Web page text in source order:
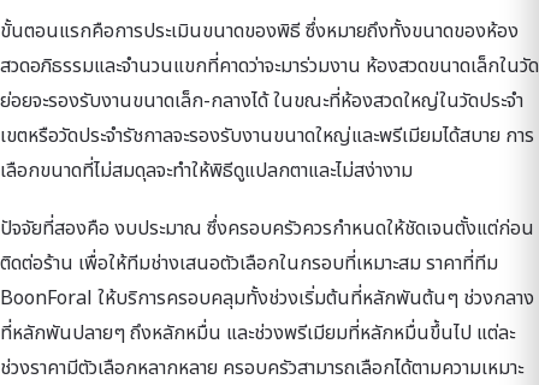
ขั้นตอนแรกคือการประเมินขนาดของพิธี ซึ่งหมายถึงทั้งขนาดของห้อง
สวดอภิธรรมและจำนวนแขกที่คาดว่าจะมาร่วมงาน ห้องสวดขนาดเล็กในวัด
ย่อยจะรองรับงานขนาดเล็ก-กลางได้ ในขณะที่ห้องสวดใหญ่ในวัดประจำ
เขตหรือวัดประจำรัชกาลจะรองรับงานขนาดใหญ่และพรีเมียมได้สบาย การ
เลือกขนาดที่ไม่สมดุลจะทำให้พิธีดูแปลกตาและไม่สง่างาม
ปัจจัยที่สองคือ งบประมาณ ซึ่งครอบครัวควรกำหนดให้ชัดเจนตั้งแต่ก่อน
ติดต่อร้าน เพื่อให้ทีมช่างเสนอตัวเลือกในกรอบที่เหมาะสม ราคาที่ทีม
BoonForal ให้บริการครอบคลุมทั้งช่วงเริ่มต้นที่หลักพันต้นๆ ช่วงกลาง
ที่หลักพันปลายๆ ถึงหลักหมื่น และช่วงพรีเมียมที่หลักหมื่นขึ้นไป แต่ละ
ช่วงราคามีตัวเลือกหลากหลาย ครอบครัวสามารถเลือกได้ตามความเหมาะ